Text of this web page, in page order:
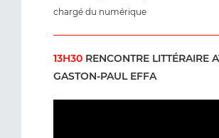
chargé du numérique
13H30 RENCONTRE LITTÉRAIRE
GASTON-PAUL EFFA